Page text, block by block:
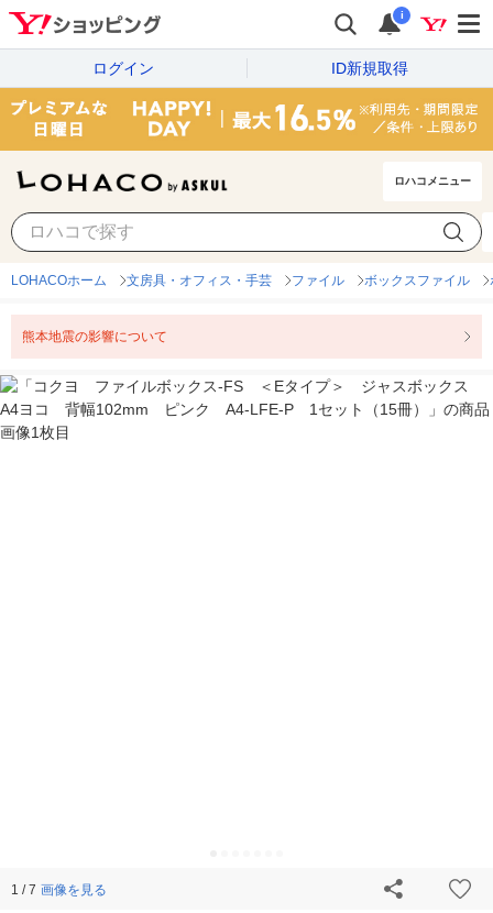
i
ログイン ID新規取得
ロハコメニュー
LOHACOホーム 文房具・オフィス・手芸 ファイル ボックスファイル
熊本地震の影響について
1 / 7 画像を見る